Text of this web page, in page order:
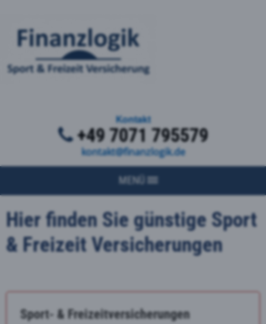
Kontakt
+49 7071 795579
kontakt@finanzlogik.de
MENÜ
Hier finden Sie günstige Sport
& Freizeit Versicherungen
Sport- & Freizeitversicherungen